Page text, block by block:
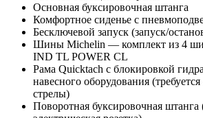
Основная буксировочная штанга
Комфортное сиденье с
Бесключевой запуск (запуск/
Шины Michelin — комплект из 4
IND TL POWER CL
Рама Quicktach с блокировкой
навесного оборудования
стрелы)
Поворотная буксировочная штанга